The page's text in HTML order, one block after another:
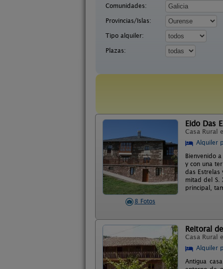
Comunidades:
Provincias/Islas:
Tipo alquiler:
Plazas:
8 Fotos
Eido Das
Casa Rural
Alquiler
Bienvenido
y con una
das Estrelas
mitad del S.
principal,
Reitoral
Casa Rural
Alquiler
Antigua